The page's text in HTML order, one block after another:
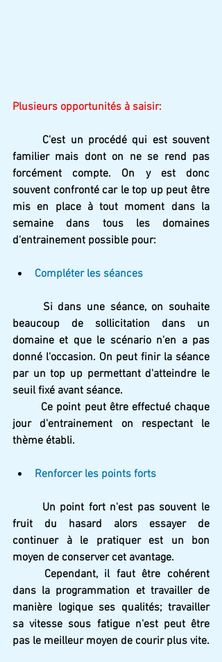
Plusieurs opportunités à saisir:
familier mais dont on ne se rend pas
forcément compte. On y est donc
souvent confronté car le top up peut être
mis en place à tout moment dans la
semaine dans tous les domaines
d'entrainement possible pour:
Compléter les séances
beaucoup de sollicitation dans un
domaine et que le scénario n'en a pas
donné l'occasion. On peut finir la séance
par un top up permettant d'atteindre le
seuil fixé avant séance.
jour d'entrainement on respectant le
thème établi.
Renforcer les points forts
fruit du hasard alors essayer de
continuer à le pratiquer est un bon
moyen de conserver cet avantage.
dans la programmation et travailler de
manière logique ses qualités; travailler
sa vitesse sous fatigue n'est peut être
pas le meilleur moyen de courir plus vite.